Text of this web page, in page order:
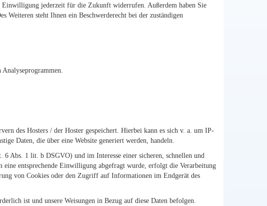
Einwilligung jederzeit für die Zukunft widerrufen. Außerdem haben Sie
Weiteren steht Ihnen ein Beschwerderecht bei der zuständigen
Analyseprogrammen.
des Hosters / der Hoster gespeichert. Hierbei kann es sich v. a. um IP-
Daten, die über eine Website generiert werden, handeln.
6 Abs. 1 lit. b DSGVO) und im Interesse einer sicheren, schnellen und
entsprechende Einwilligung abgefragt wurde, erfolgt die Verarbeitung
von Cookies oder den Zugriff auf Informationen im Endgerät des
ist und unsere Weisungen in Bezug auf diese Daten befolgen.